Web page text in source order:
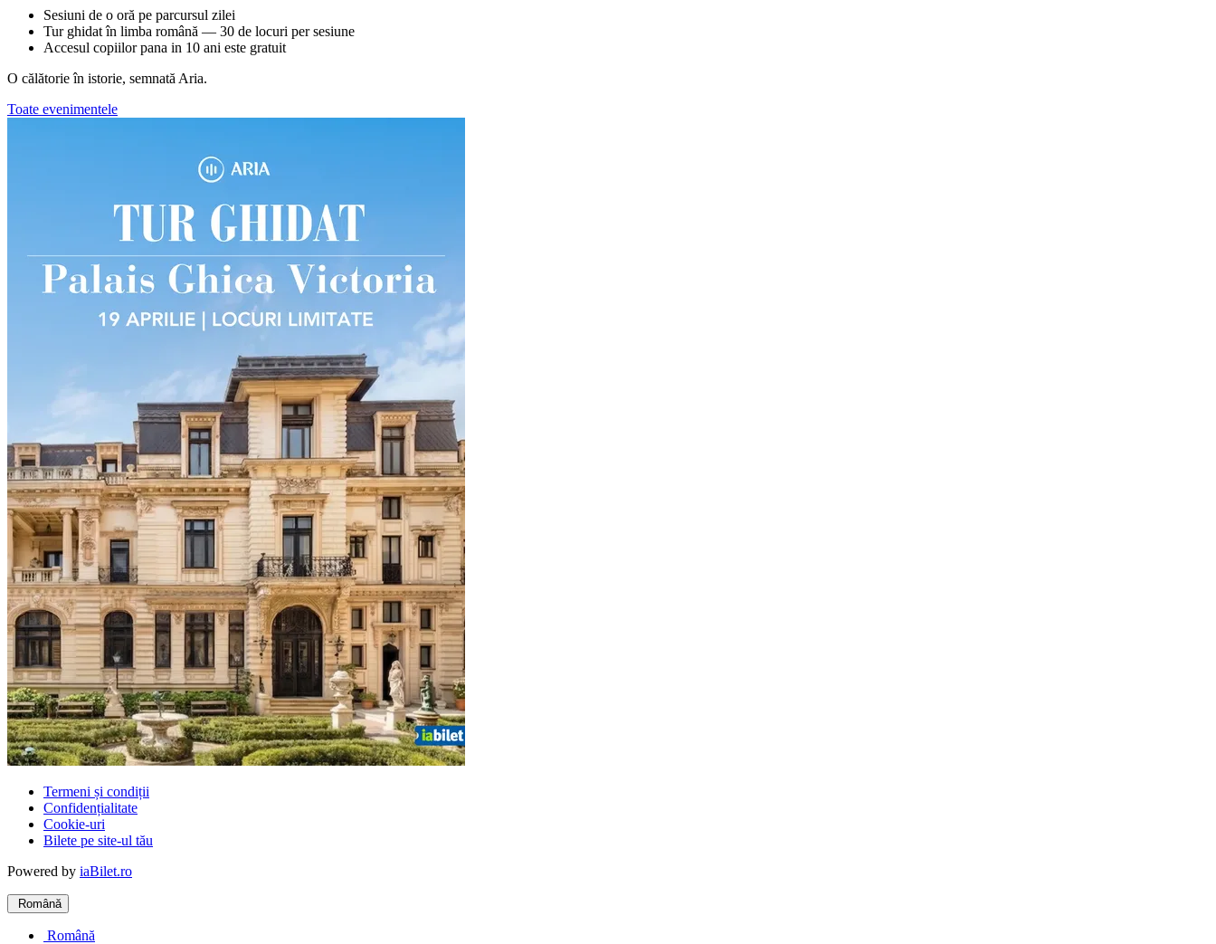
Sesiuni de o oră pe parcursul zilei
Tur ghidat în limba română — 30 de locuri per sesiune
Accesul copiilor pana in 10 ani este gratuit
O călătorie în istorie, semnată Aria.
Toate evenimentele
Termeni și condiții
Confidențialitate
Cookie-uri
Bilete pe site-ul tău
Powered by iaBilet.ro
Română
Română